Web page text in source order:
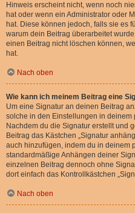
Hinweis erscheint nicht, wenn noch
hat oder wenn ein Administrator oder
hat. Diese können jedoch, falls sie es
warum dein Beitrag überarbeitet
einen Beitrag nicht löschen können,
hat.
Nach oben
Wie kann ich meinem Beitrag eine
Um eine Signatur an deinen Beitrag
solche in den Einstellungen in
Nachdem du die Signatur erstellt und
Beitrag das Kästchen „Signatur
auch hinzufügen, indem du in deinem
standardmäßige Anhängen deiner
einzelnen Beitrag dennoch ohne
dort einfach das Kontrollkästchen
Nach oben